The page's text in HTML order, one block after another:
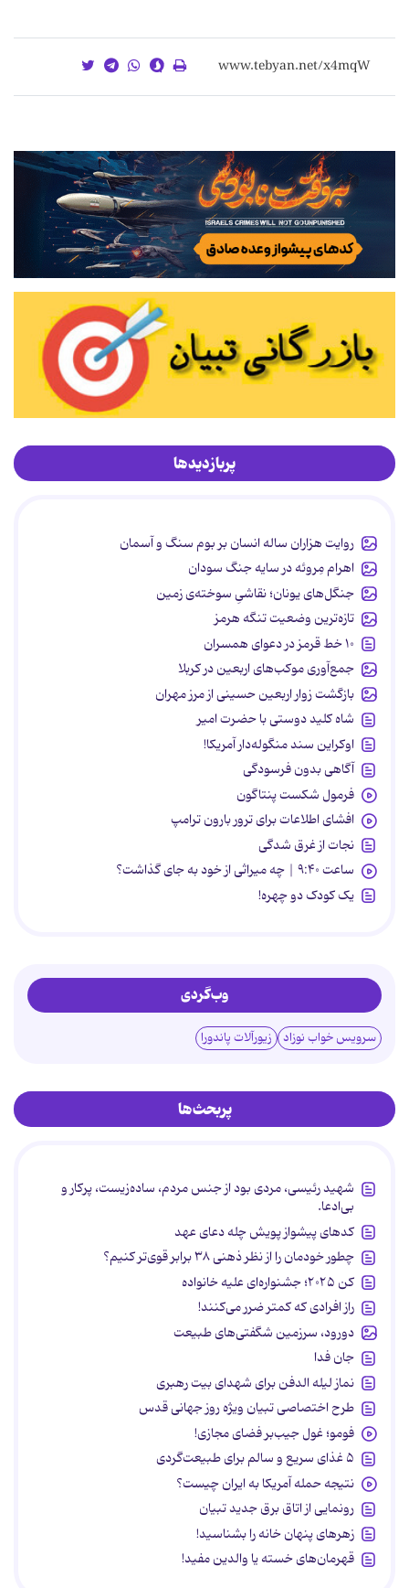
پربازدیدها
روایت هزاران ساله انسان بر بوم سنگ و آسمان
اهرام مِروئه در سایه جنگ سودان
جنگل‌های یونان؛ نقاشیِ سوخته‌ی زمین
تازه‌ترین وضعیت تنگه هرمز
۱۰ خط قرمز در دعوای همسران
جمع‌آوری موکب‌های اربعین در کربلا
بازگشت زوار اربعین حسینی از مرز مهران
شاه کلید دوستی با حضرت امیر
اوکراین سند منگوله‌دار آمریکا!
آگاهی بدون فرسودگی
فرمول شکست پنتاگون
افشای اطلاعات برای ترور بارون ترامپ
نجات از غرق شدگی
ساعت ۹:۴۰ | چه میراثی از خود به جای گذاشت؟
یک کودک دو چهره!
وب‌گردی
سرویس خواب نوزاد زیورآلات پاندورا
پربحث‌ها
شهید رئیسی، مردی بود از جنس مردم، ساده‌زیست، پرکار و
بی‌ادعا.
کدهای پیشواز پویش چله دعای عهد
چطور خودمان را از نظر ذهنی ۳۸ برابر قوی‌تر کنیم؟
کن ۲۰۲۵؛ جشنواره‌ای علیه خانواده
راز افرادی که کمتر ضرر می‌کنند!
دورود، سرزمین شگفتی‌های طبیعت
جان فدا
نماز لیله الدفن برای شهدای بیت رهبری
طرح اختصاصی تبیان ویژه روز جهانی قدس
فومو؛ غول جیب‌بر فضای مجازی!
۵ غذای سریع و سالم برای طبیعت‌گردی
نتیجه حمله آمریکا به ایران چیست؟
رونمایی از اتاق برق جدید تبیان
زهرهای پنهان خانه را بشناسید!
قهرمان‌های خسته یا والدین مفید!